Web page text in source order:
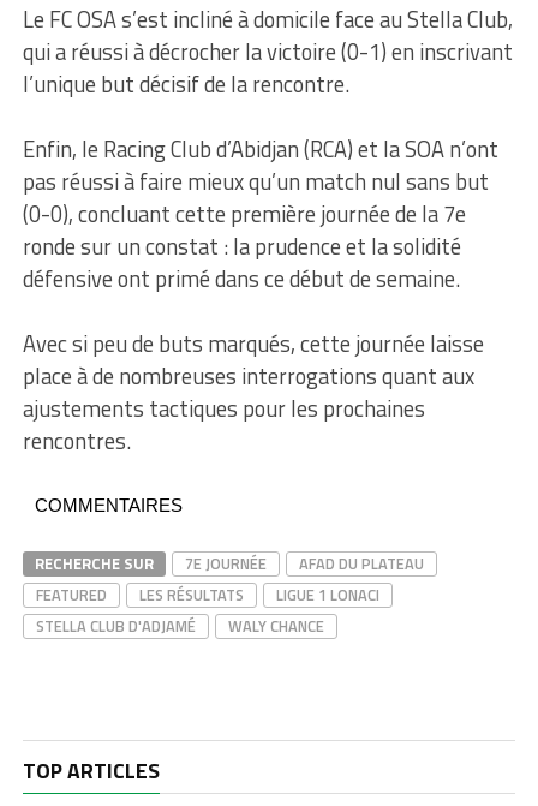
Le FC OSA s’est incliné à domicile face au Stella Club,
qui a réussi à décrocher la victoire (0-1) en inscrivant
l’unique but décisif de la rencontre.
Enfin, le Racing Club d’Abidjan (RCA) et la SOA n’ont
pas réussi à faire mieux qu’un match nul sans but
(0-0), concluant cette première journée de la 7e
ronde sur un constat : la prudence et la solidité
défensive ont primé dans ce début de semaine.
Avec si peu de buts marqués, cette journée laisse
place à de nombreuses interrogations quant aux
ajustements tactiques pour les prochaines
rencontres.
COMMENTAIRES
RECHERCHE SUR 7E JOURNÉE
AFAD DU PLATEAU
FEATURED
LES RÉSULTATS
LIGUE 1 LONACI
STELLA CLUB D'ADJAMÉ
WALY CHANCE
TOP ARTICLES